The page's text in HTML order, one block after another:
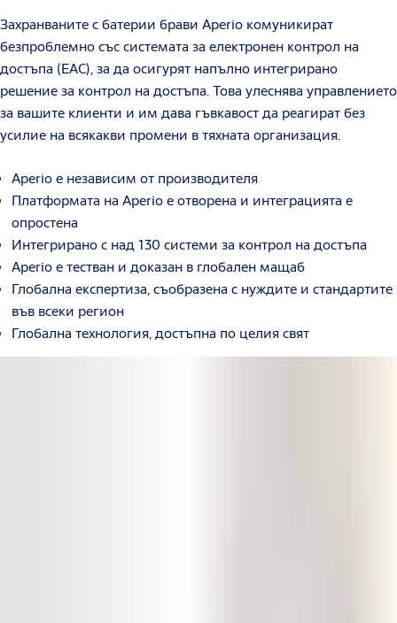
Захранваните с батерии брави Aperio комуникират
безпроблемно със системата за електронен контрол на
достъпа (EAC), за да осигурят напълно интегрирано
решение за контрол на достъпа. Това улеснява управлението
за вашите клиенти и им дава гъвкавост да реагират без
усилие на всякакви промени в тяхната организация.
Aperio е независим от производителя
Платформата на Aperio е отворена и интеграцията е
опростена
Интегрирано с над 130 системи за контрол на достъпа
Aperio е тестван и доказан в глобален мащаб
Глобална експертиза, съобразена с нуждите и стандартите
във всеки регион
Глобална технология, достъпна по целия свят